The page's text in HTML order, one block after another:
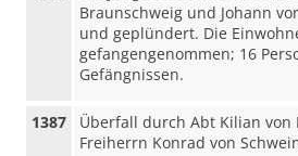
Braunschweig und Johann
und geplündert. Die
gefangengenommen; 16
Gefängnissen.
1387
Überfall durch Abt Kilian von
Freiherrn Konrad von